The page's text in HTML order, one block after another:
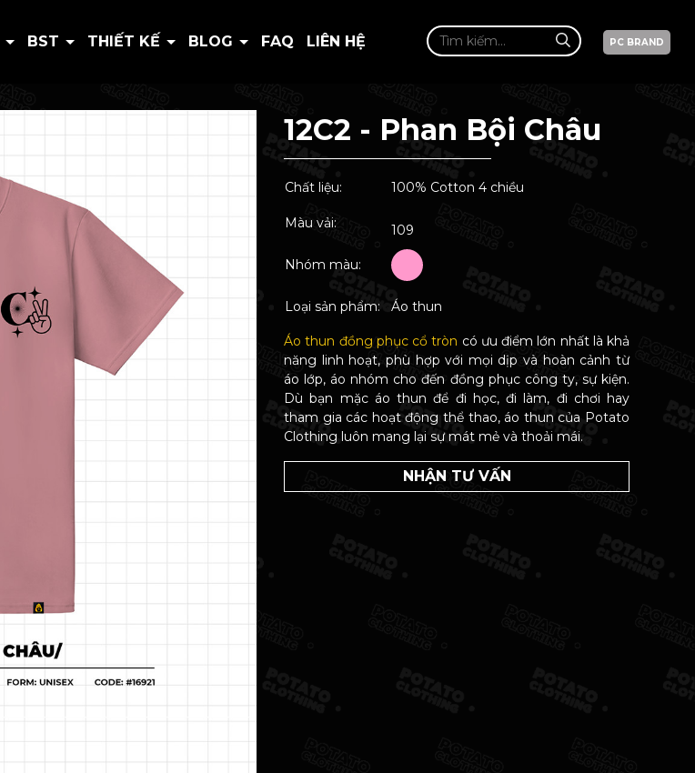
BST THIẾT KẾ BLOG FAQ LIÊN HỆ PC BRAND
12C2 - Phan Bội Châu
Chất liệu: 100% Cotton 4 chiều
Màu vải: 109
Nhóm màu:
Loại sản phẩm: Áo thun
Áo thun đồng phục cổ tròn có ưu điểm lớn nhất là khả
năng linh hoạt, phù hợp với mọi dịp và hoàn cảnh từ
áo lớp, áo nhóm cho đến đồng phục công ty, sự kiện.
Dù bạn mặc áo thun để đi học, đi làm, đi chơi hay
tham gia các hoạt động thể thao, áo thun của Potato
Clothing luôn mang lại sự mát mẻ và thoải mái.
NHẬN TƯ VẤN